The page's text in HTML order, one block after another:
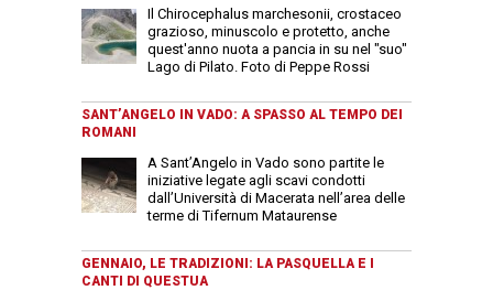
Il Chirocephalus marchesonii, crostaceo
grazioso, minuscolo e protetto, anche
quest'anno nuota a pancia in su nel "suo"
Lago di Pilato. Foto di Peppe Rossi
SANT’ANGELO IN VADO: A SPASSO AL TEMPO DEI
ROMANI
A Sant’Angelo in Vado sono partite le
iniziative legate agli scavi condotti
dall’Università di Macerata nell’area delle
terme di Tifernum Mataurense
GENNAIO, LE TRADIZIONI: LA PASQUELLA E I
CANTI DI QUESTUA